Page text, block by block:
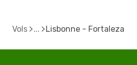
Vols Lisbonne - Fortaleza